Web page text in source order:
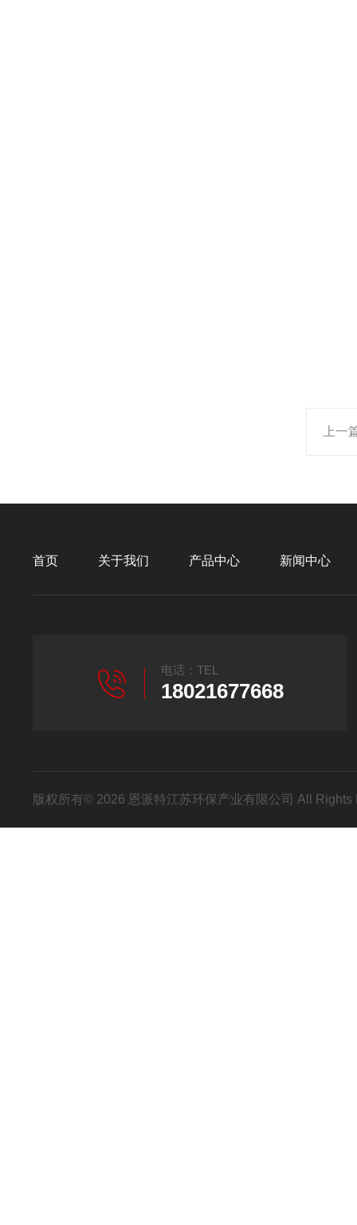
上一
首页 关于我们 产品中心 新闻中心
电话：TEL
18021677668
版权所有© 2026 恩派特江苏环保产业有限公司 All